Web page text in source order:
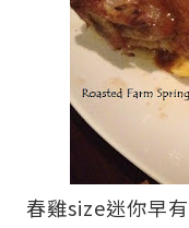
春雞size迷你早